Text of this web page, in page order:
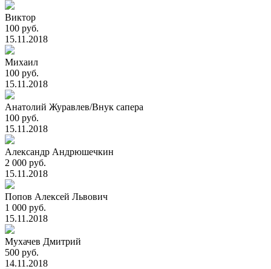
Виктор
100 руб.
15.11.2018
Михаил
100 руб.
15.11.2018
Анатолий Журавлев/Внук сапера
100 руб.
15.11.2018
Александр Андрюшечкин
2 000 руб.
15.11.2018
Попов Алексей Львович
1 000 руб.
15.11.2018
Мухачев Дмитрий
500 руб.
14.11.2018